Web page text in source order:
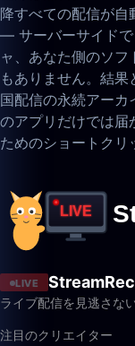
降すべての配信が自
— サーバーサイド
ャ、あなた側のソ
もありません。結
国配信の永続アー
のアプリだけでは
ためのショートクリ
LIVE
ライブ配信を見逃さな
注目のクリエイター